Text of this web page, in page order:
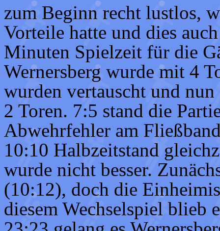
zum Beginn recht lustlos,
Vorteile hatte und dies
Minuten Spielzeit für die
Wernersberg wurde mit 4
wurden vertauscht und
2 Toren. 7:5 stand die
Abwehrfehler am
10:10 Halbzeitstand
wurde nicht besser.
(10:12), doch die
diesem Wechselspiel blieb